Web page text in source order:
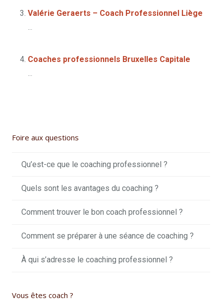
Valérie Geraerts – Coach Professionnel Liège
...
Coaches professionnels Bruxelles Capitale
...
Foire aux questions
Qu’est-ce que le coaching professionnel ?
Quels sont les avantages du coaching ?
Comment trouver le bon coach professionnel ?
Comment se préparer à une séance de coaching ?
À qui s’adresse le coaching professionnel ?
Vous êtes coach ?